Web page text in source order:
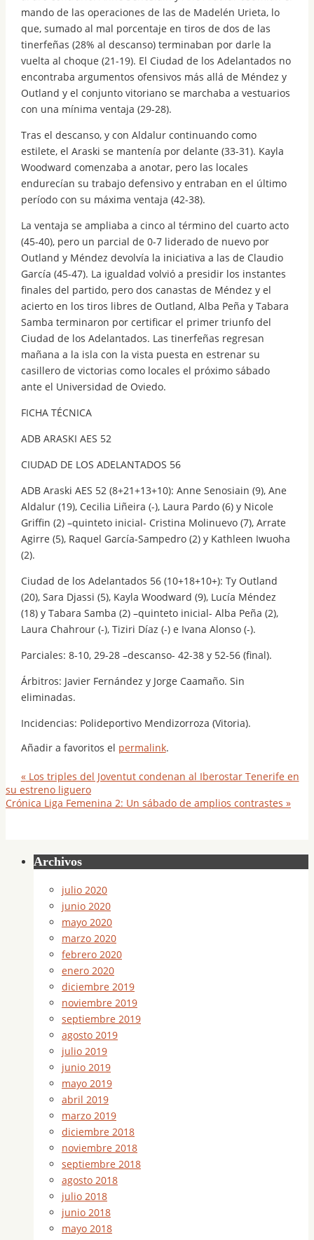
mando de las operaciones de las de Madelén Urieta, lo
que, sumado al mal porcentaje en tiros de dos de las
tinerfeñas (28% al descanso) terminaban por darle la
vuelta al choque (21-19). El Ciudad de los Adelantados no
encontraba argumentos ofensivos más allá de Méndez y
Outland y el conjunto vitoriano se marchaba a vestuarios
con una mínima ventaja (29-28).
Tras el descanso, y con Aldalur continuando como
estilete, el Araski se mantenía por delante (33-31). Kayla
Woodward comenzaba a anotar, pero las locales
endurecían su trabajo defensivo y entraban en el último
período con su máxima ventaja (42-38).
La ventaja se ampliaba a cinco al término del cuarto acto
(45-40), pero un parcial de 0-7 liderado de nuevo por
Outland y Méndez devolvía la iniciativa a las de Claudio
García (45-47). La igualdad volvió a presidir los instantes
finales del partido, pero dos canastas de Méndez y el
acierto en los tiros libres de Outland, Alba Peña y Tabara
Samba terminaron por certificar el primer triunfo del
Ciudad de los Adelantados. Las tinerfeñas regresan
mañana a la isla con la vista puesta en estrenar su
casillero de victorias como locales el próximo sábado
ante el Universidad de Oviedo.
FICHA TÉCNICA
ADB ARASKI AES 52
CIUDAD DE LOS ADELANTADOS 56
ADB Araski AES 52 (8+21+13+10): Anne Senosiain (9), Ane
Aldalur (19), Cecilia Liñeira (-), Laura Pardo (6) y Nicole
Griffin (2) –quinteto inicial- Cristina Molinuevo (7), Arrate
Agirre (5), Raquel García-Sampedro (2) y Kathleen Iwuoha
(2).
Ciudad de los Adelantados 56 (10+18+10+): Ty Outland
(20), Sara Djassi (5), Kayla Woodward (9), Lucía Méndez
(18) y Tabara Samba (2) –quinteto inicial- Alba Peña (2),
Laura Chahrour (-), Tiziri Díaz (-) e Ivana Alonso (-).
Parciales: 8-10, 29-28 –descanso- 42-38 y 52-56 (final).
Árbitros: Javier Fernández y Jorge Caamaño. Sin
eliminadas.
Incidencias: Polideportivo Mendizorroza (Vitoria).
Añadir a favoritos el permalink.
«Los triples del Joventut condenan al Iberostar Tenerife en
su estreno liguero
Crónica Liga Femenina 2: Un sábado de amplios contrastes »
Archivos
julio 2020
junio 2020
mayo 2020
marzo 2020
febrero 2020
enero 2020
diciembre 2019
noviembre 2019
septiembre 2019
agosto 2019
julio 2019
junio 2019
mayo 2019
abril 2019
marzo 2019
diciembre 2018
noviembre 2018
septiembre 2018
agosto 2018
julio 2018
junio 2018
mayo 2018